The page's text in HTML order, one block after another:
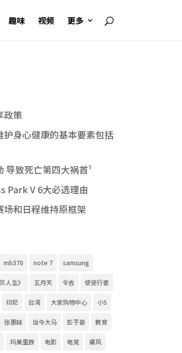
趣味 视频 更多
政策
护身心健康的基本要素包括
导致死亡第四大祸首¹
Park V 6大必选理由
场和日程维持原框架
mh370 note 7 samsung
人生》 五月天 令吉 使徒行者
印尼 台湾 大家购物中心 小S
张惠妹 当今大马 彭于晏 教育
玛美里族 电影 电竞 痛风